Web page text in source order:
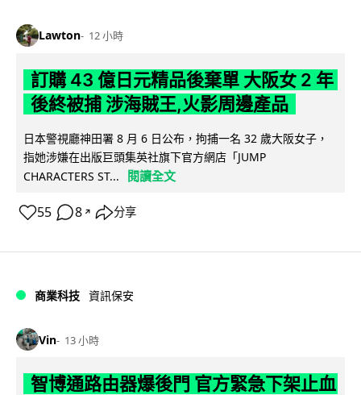
Lawton 12 小時
訂購 43 億日元精品後棄單 大阪女 2 年
後終被捕 涉海賊王,火影周邊產品
日本警視廳神田署 8 月 6 日公布，拘捕一名 32 歲大阪女子，
指她涉嫌在出版巨頭集英社旗下官方網店「JUMP
CHARACTERS ST...
閱讀全文
55 8 ↗ 分享
商業科技 資訊保安
Vin 13 小時
智博通路由器爆後門 官方緊急下架止血